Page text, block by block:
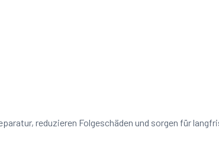
reduzieren Folgeschäden und sorgen für